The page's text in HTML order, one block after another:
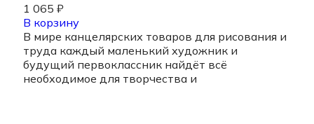
1 065 ₽
В корзину
В мире канцелярских товаров для рисования и
труда каждый маленький художник и
будущий первоклассник найдёт всё
необходимое для творчества и